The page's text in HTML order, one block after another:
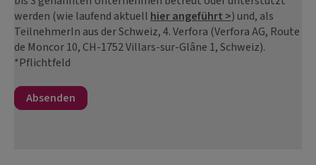
werden (wie laufend aktuell hier angeführt >) und, als
TeilnehmerIn aus der Schweiz, 4. Verfora (Verfora AG, Route
de Moncor 10, CH-1752 Villars-sur-Glâne 1, Schweiz).
*Pflichtfeld